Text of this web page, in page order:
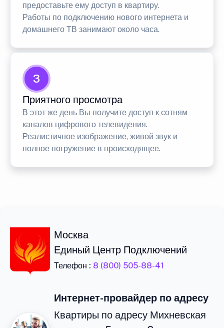
предоставьте ему доступ в квартиру.
Работы по подключению нового интернета и
домашнего ТВ занимают около часа.
3
Приятного просмотра
В этот же день Вы получите доступ к сотням
каналов цифрового телевидения.
Реалистичное изображение, живой звук и
полное погружение в происходящее.
Москва
Единый Центр Подключений
Телефон : 8 (800) 505-88-41
Интернет-провайдер по адресу
Квартиры по адресу Михневская